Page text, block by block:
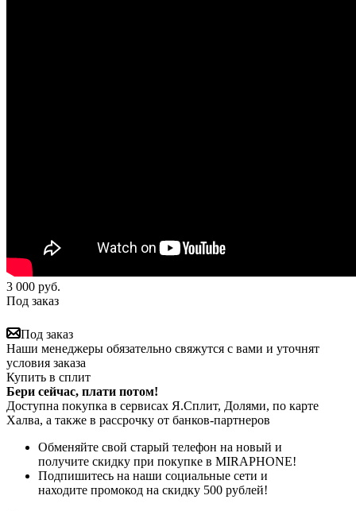
3 000 руб.
Под заказ
Под заказ
Наши менеджеры обязательно свяжутся с вами и уточнят
условия заказа
Купить в сплит
Бери сейчас, плати потом!
Доступна покупка в сервисах Я.Сплит, Долями, по карте
Халва, а также в рассрочку от банков-партнеров
Обменяйте свой старый телефон на новый и
получите скидку при покупке в MIRAPHONE!
Подпишитесь на наши социальные сети и
находите промокод на скидку 500 рублей!